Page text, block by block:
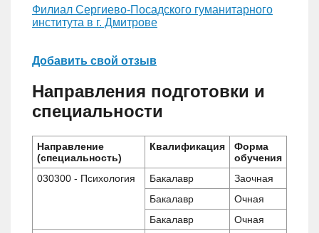
Филиал Сергиево-Посадского гуманитарного
института в г. Дмитрове
Добавить свой отзыв
Направления подготовки и
специальности
Направление
(специальность)
Квалификация
Форма
обучения
030300 - Психология
Бакалавр
Заочная
Бакалавр
Очная
Бакалавр
Очная